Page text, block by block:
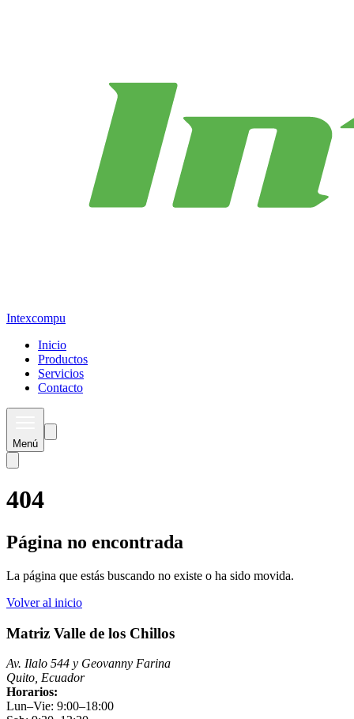
Intexcompu
Inicio
Productos
Servicios
Contacto
Menú
404
Página no encontrada
La página que estás buscando no existe o ha sido movida.
Volver al inicio
Matriz Valle de los Chillos
Av. Ilalo 544 y Geovanny Farina
Quito, Ecuador
Horarios:
Lun–Vie: 9:00–18:00